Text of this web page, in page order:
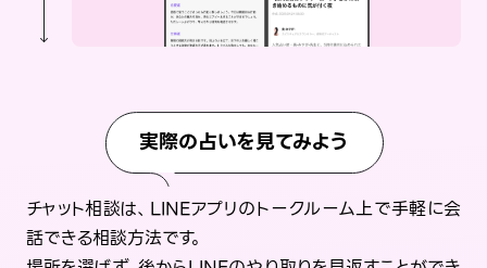
実際の占いを見てみよう
チャット相談は、LINEアプリのトークルーム上で手軽に会
話できる相談方法です。